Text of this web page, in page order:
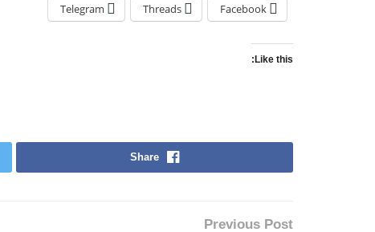
Facebook
Threads
Telegram
Like this:
Share
Previous Post